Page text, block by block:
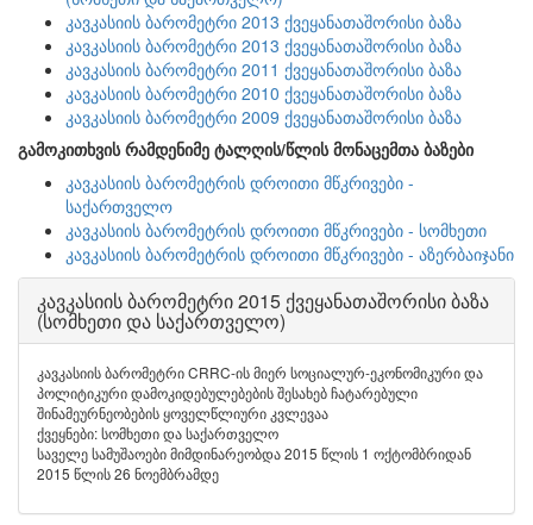
კავკასიის ბარომეტრი 2013 ქვეყანათაშორისი ბაზა
კავკასიის ბარომეტრი 2013 ქვეყანათაშორისი ბაზა
კავკასიის ბარომეტრი 2011 ქვეყანათაშორისი ბაზა
კავკასიის ბარომეტრი 2010 ქვეყანათაშორისი ბაზა
კავკასიის ბარომეტრი 2009 ქვეყანათაშორისი ბაზა
გამოკითხვის რამდენიმე ტალღის/წლის მონაცემთა ბაზები
კავკასიის ბარომეტრის დროითი მწკრივები -
საქართველო
კავკასიის ბარომეტრის დროითი მწკრივები - სომხეთი
კავკასიის ბარომეტრის დროითი მწკრივები - აზერბაიჯანი
კავკასიის ბარომეტრი 2015 ქვეყანათაშორისი ბაზა
(სომხეთი და საქართველო)
კავკასიის ბარომეტრი CRRC-ის მიერ სოციალურ-ეკონომიკური და
პოლიტიკური დამოკიდებულებების შესახებ ჩატარებული
შინამეურნეობების ყოველწლიური კვლევაა
ქვეყნები: სომხეთი და საქართველო
საველე სამუშაოები მიმდინარეობდა 2015 წლის 1 ოქტომბრიდან
2015 წლის 26 ნოემბრამდე